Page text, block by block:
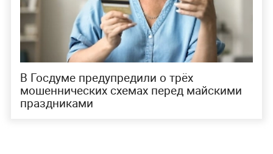
В Госдуме предупредили о трёх
мошеннических схемах перед майскими
праздниками